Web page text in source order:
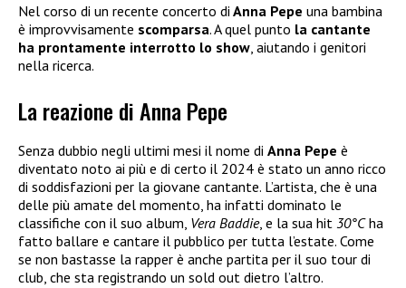
Nel corso di un recente concerto di Anna Pepe una bambina
è improvvisamente scomparsa. A quel punto la cantante
ha prontamente interrotto lo show , aiutando i genitori
nella ricerca.
La reazione di Anna Pepe
Senza dubbio negli ultimi mesi il nome di Anna Pepe è
diventato noto ai più e di certo il 2024 è stato un anno ricco
di soddisfazioni per la giovane cantante. L’artista, che è una
delle più amate del momento, ha infatti dominato le
classifiche con il suo album, Vera Baddie, e la sua hit 30°Cha
fatto ballare e cantare il pubblico per tutta l’estate. Come
se non bastasse la rapper è anche partita per il suo tour di
club, che sta registrando un sold out dietro l’altro.